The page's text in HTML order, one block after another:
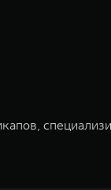
в 2003 и